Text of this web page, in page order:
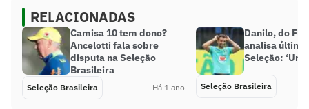
RELACIONADAS
Camisa 10 tem dono?
Ancelotti fala sobre
disputa na Seleção
Brasileira
Seleção Brasileira Há 1 ano
Danilo, do
analisa
Seleção:
Seleção Brasileira